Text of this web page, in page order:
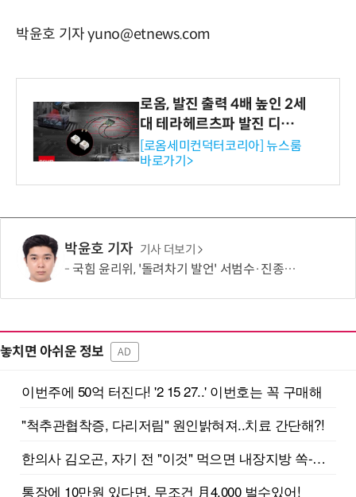
박윤호 기자 yuno@etnews.com
로옴, 발진 출력 4배 높인 2세
대 테라헤르츠파 발진 디바이
스 개발
[로옴세미컨덕터코리아] 뉴스룸
바로가기>
박윤호 기자 기사 더보기
국힘 윤리위, '돌려차기 발언' 서범수·진종오 징계 절차 개시
놓치면 아쉬운 정보 AD